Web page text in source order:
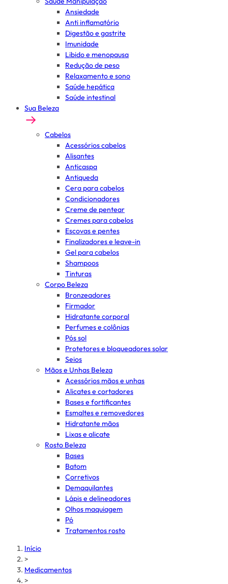
Ansiedade
Anti inflamatório
Digestão e gastrite
Imunidade
Libido e menopausa
Redução de peso
Relaxamento e sono
Saúde hepática
Saúde intestinal
Sua Beleza
Cabelos
Acessórios cabelos
Alisantes
Anticaspa
Antiqueda
Cera para cabelos
Condicionadores
Creme de pentear
Cremes para cabelos
Escovas e pentes
Finalizadores e leave-in
Gel para cabelos
Shampoos
Tinturas
Corpo Beleza
Bronzeadores
Firmador
Hidratante corporal
Perfumes e colônias
Pós sol
Protetores e bloqueadores solar
Seios
Mãos e Unhas Beleza
Acessórios mãos e unhas
Alicates e cortadores
Bases e fortificantes
Esmaltes e removedores
Hidratante mãos
Lixas e alicate
Rosto Beleza
Bases
Batom
Corretivos
Demaquilantes
Lápis e delineadores
Olhos maquiagem
Pó
Tratamentos rosto
Início
>
Medicamentos
>